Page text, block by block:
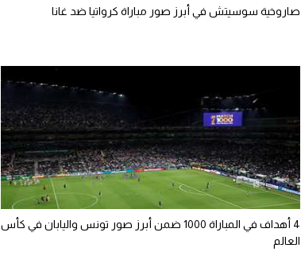
صاروخية سوسيتش في أبرز صور مباراة كرواتيا ضد غانا
4 أهداف في المباراة 1000 ضمن أبرز صور تونس واليابان في كأس
العالم